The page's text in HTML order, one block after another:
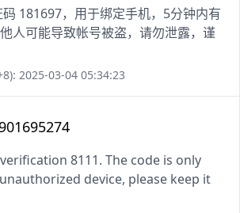
码 181697，用于绑定手机，5分钟内有
人可能导致帐号被盗，请勿泄露，谨
2025-03-04 05:34:23
8111. The code is only
device, please keep it